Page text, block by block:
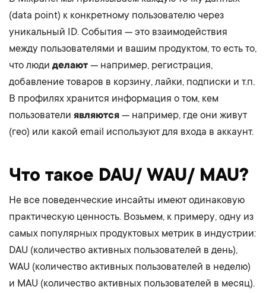
(data point) к конкретному пользователю через
уникальный ID. События — это взаимодействия
между пользователями и вашим продуктом, то есть то,
что люди делают — например, регистрация,
добавление товаров в корзину, лайки, подписки и т.п.
В профилях хранится информация о том, кем
пользователи являются — например, где они живут
(гео) или какой email используют для входа в аккаунт.
Что такое DAU/ WAU/ MAU?
Не все поведенческие инсайты имеют одинаковую
практическую ценность. Возьмем, к примеру, одну из
самых популярных продуктовых метрик в индустрии:
DAU (количество активных пользователей в день),
WAU (количество активных пользователей в неделю)
и MAU (количество активных пользователей в месяц).